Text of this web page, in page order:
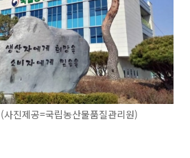
진제공=국립농산물품질관리원)